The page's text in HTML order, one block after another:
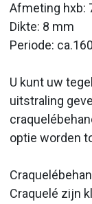
Afmeting hxb:
Dikte: 8 mm
Periode:
U kunt uw
uitstraling
optie worden
Craquelé zijn